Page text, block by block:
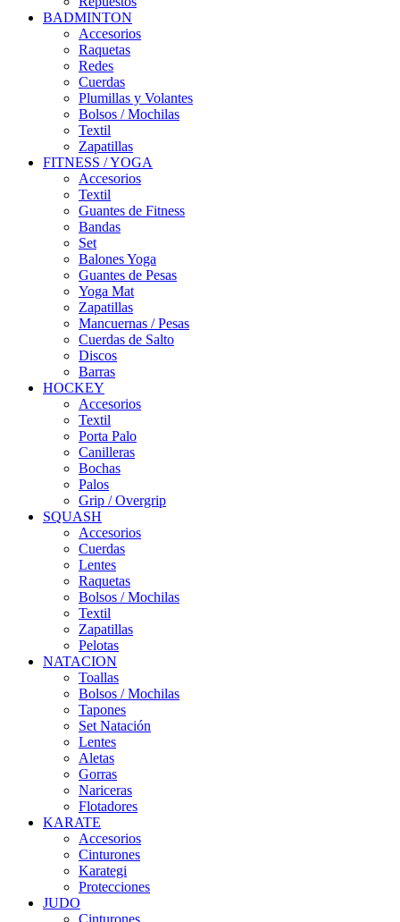
BADMINTON
Accesorios
Raquetas
Redes
Cuerdas
Plumillas y Volantes
Bolsos / Mochilas
Textil
Zapatillas
FITNESS / YOGA
Accesorios
Textil
Guantes de Fitness
Bandas
Set
Balones Yoga
Guantes de Pesas
Yoga Mat
Zapatillas
Mancuernas / Pesas
Cuerdas de Salto
Discos
Barras
HOCKEY
Accesorios
Textil
Porta Palo
Canilleras
Bochas
Palos
Grip / Overgrip
SQUASH
Accesorios
Cuerdas
Lentes
Raquetas
Bolsos / Mochilas
Textil
Zapatillas
Pelotas
NATACION
Toallas
Bolsos / Mochilas
Tapones
Set Natación
Lentes
Aletas
Gorras
Nariceras
Flotadores
KARATE
Accesorios
Cinturones
Karategi
Protecciones
JUDO